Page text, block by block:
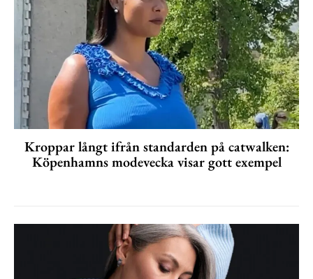
Kroppar långt ifrån standarden på catwalken:
Köpenhamns modevecka visar gott exempel